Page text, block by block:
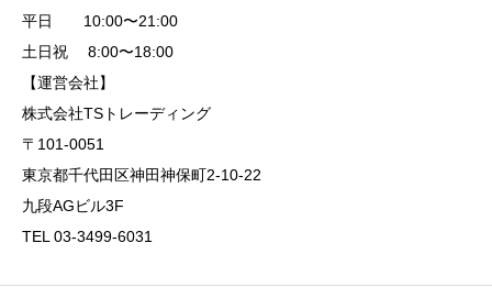
平日 10:00〜21:00
土日祝 8:00〜18:00
【運営会社】
株式会社TSトレーディング
〒101-0051
東京都千代田区神田神保町2-10-22
九段AGビル3F
TEL 03-3499-6031